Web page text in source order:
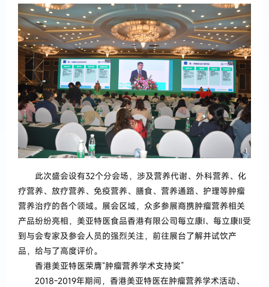
此次盛会设有32个分会场，涉及营养代谢、外科营养、化
疗营养、放疗营养、免疫营养、膳食、营养通路、护理等肿瘤
营养治疗的各个领域。展会区域，众多参展商携肿瘤营养相关
产品纷纷亮相，美亚特医食品香港有限公司每立康Ⅰ、每立康Ⅱ受
到与会专家及参会人员的强烈关注，前往展台了解并试饮产
品，给与了高度评价。
香港美亚特医荣膺“肿瘤营养学术支持奖”
2018-2019年期间，香港美亚特医在肿瘤营养学术活动、